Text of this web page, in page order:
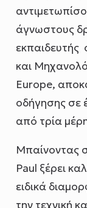
άγνωστους
και
Europe,
οδήγησης σε
από τρία
Μπαίνοντας
Paul ξέρει
ειδικά
την τεχνική